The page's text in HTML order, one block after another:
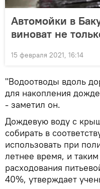
Автомойки в
виноват не
15 февраля 2021, 16:14
"Водоотводы вдоль
для накопления
- заметил он.
Дождевую воду с
собирать в
использовать при
летнее время, и
расходования
40%, утверждает